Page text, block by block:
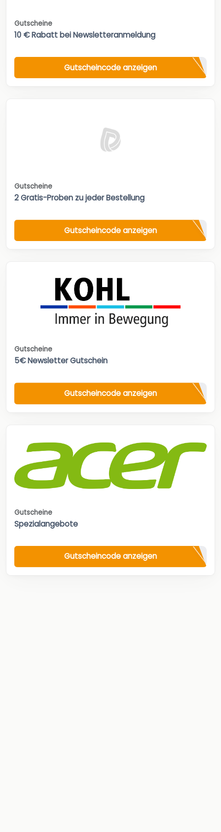
Gutscheine
10 € Rabatt bei Newsletteranmeldung
Gutscheincode anzeigen
Gutscheine
2 Gratis-Proben zu jeder Bestellung
Gutscheincode anzeigen
Gutscheine
5€ Newsletter Gutschein
Gutscheincode anzeigen
Gutscheine
Spezialangebote
Gutscheincode anzeigen